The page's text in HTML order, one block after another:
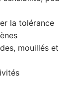
la tolérance
mouillés et